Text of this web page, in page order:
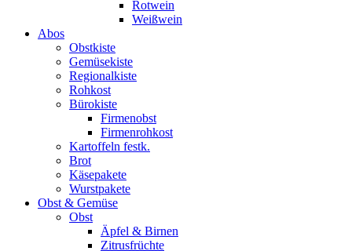
Rotwein
Weißwein
Abos
Obstkiste
Gemüsekiste
Regionalkiste
Rohkost
Bürokiste
Firmenobst
Firmenrohkost
Kartoffeln festk.
Brot
Käsepakete
Wurstpakete
Obst & Gemüse
Obst
Äpfel & Birnen
Zitrusfrüchte